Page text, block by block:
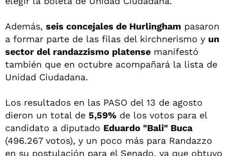
Además, seis concejales de Hurlingham pasaron
a formar parte de las filas del kirchnerismo y un
sector del randazzismo platense manifestó
también que en octubre acompañará la lista de
Unidad Ciudadana.
Los resultados en las PASO del 13 de agosto
dieron un total de 5,59% de los votos para el
candidato a diputado Eduardo "Bali" Buca
(496.267 votos), y un poco más para Randazzo
en su postulación para el Senado, ya que obtuvo